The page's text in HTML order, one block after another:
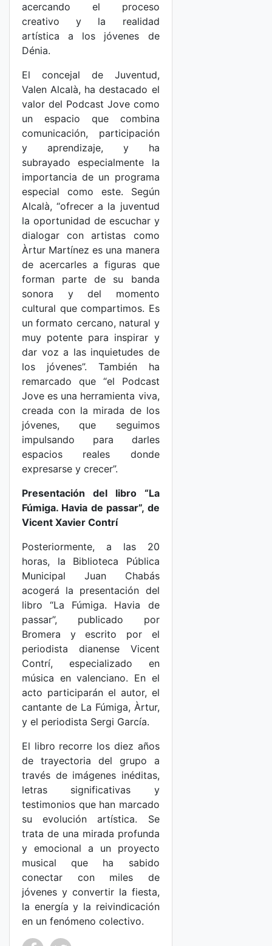
acercando el proceso
creativo y la realidad
artística a los jóvenes de
Dénia.
El concejal de Juventud,
Valen Alcalà, ha destacado el
valor del Podcast Jove como
un espacio que combina
comunicación, participación
y aprendizaje, y ha
subrayado especialmente la
importancia de un programa
especial como este. Según
Alcalà, “ofrecer a la juventud
la oportunidad de escuchar y
dialogar con artistas como
Àrtur Martínez es una manera
de acercarles a figuras que
forman parte de su banda
sonora y del momento
cultural que compartimos. Es
un formato cercano, natural y
muy potente para inspirar y
dar voz a las inquietudes de
los jóvenes”. También ha
remarcado que “el Podcast
Jove es una herramienta viva,
creada con la mirada de los
jóvenes, que seguimos
impulsando para darles
espacios reales donde
expresarse y crecer”.
Presentación del libro “La
Fúmiga. Havia de passar”, de
Vicent Xavier Contrí
Posteriormente, a las 20
horas, la Biblioteca Pública
Municipal Juan Chabás
acogerá la presentación del
libro “La Fúmiga. Havia de
passar”, publicado por
Bromera y escrito por el
periodista dianense Vicent
Contrí, especializado en
música en valenciano. En el
acto participarán el autor, el
cantante de La Fúmiga, Àrtur,
y el periodista Sergi García.
El libro recorre los diez años
de trayectoria del grupo a
través de imágenes inéditas,
letras significativas y
testimonios que han marcado
su evolución artística. Se
trata de una mirada profunda
y emocional a un proyecto
musical que ha sabido
conectar con miles de
jóvenes y convertir la fiesta,
la energía y la reivindicación
en un fenómeno colectivo.